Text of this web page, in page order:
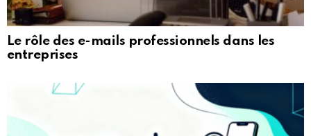
Le rôle des e-mails professionnels dans les
entreprises